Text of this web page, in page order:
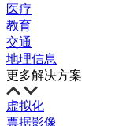
医疗
教育
交通
地理信息
更多解决方案
虚拟化
票据影像